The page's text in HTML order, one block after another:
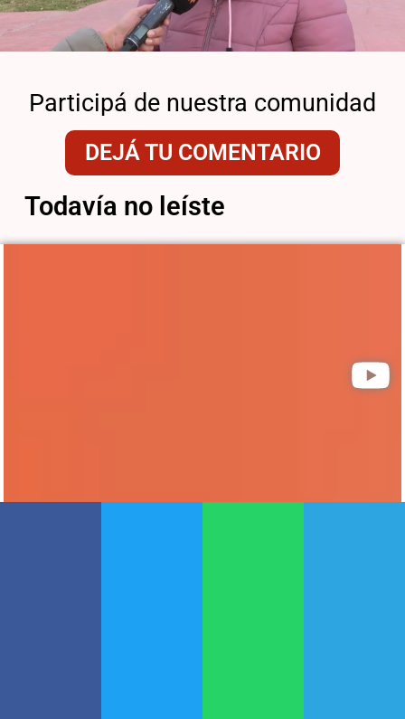
Participá de nuestra comunidad
DEJÁ TU COMENTARIO
Todavía no leíste